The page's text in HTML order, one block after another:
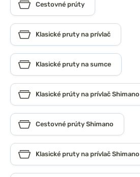
Cestovné prúty
Klasické pruty na prívlač
Klasické pruty na sumce
Klasické prúty na prívlač Shimano
Cestovné prúty Shimano
Klasické pruty na prívlač Shimano